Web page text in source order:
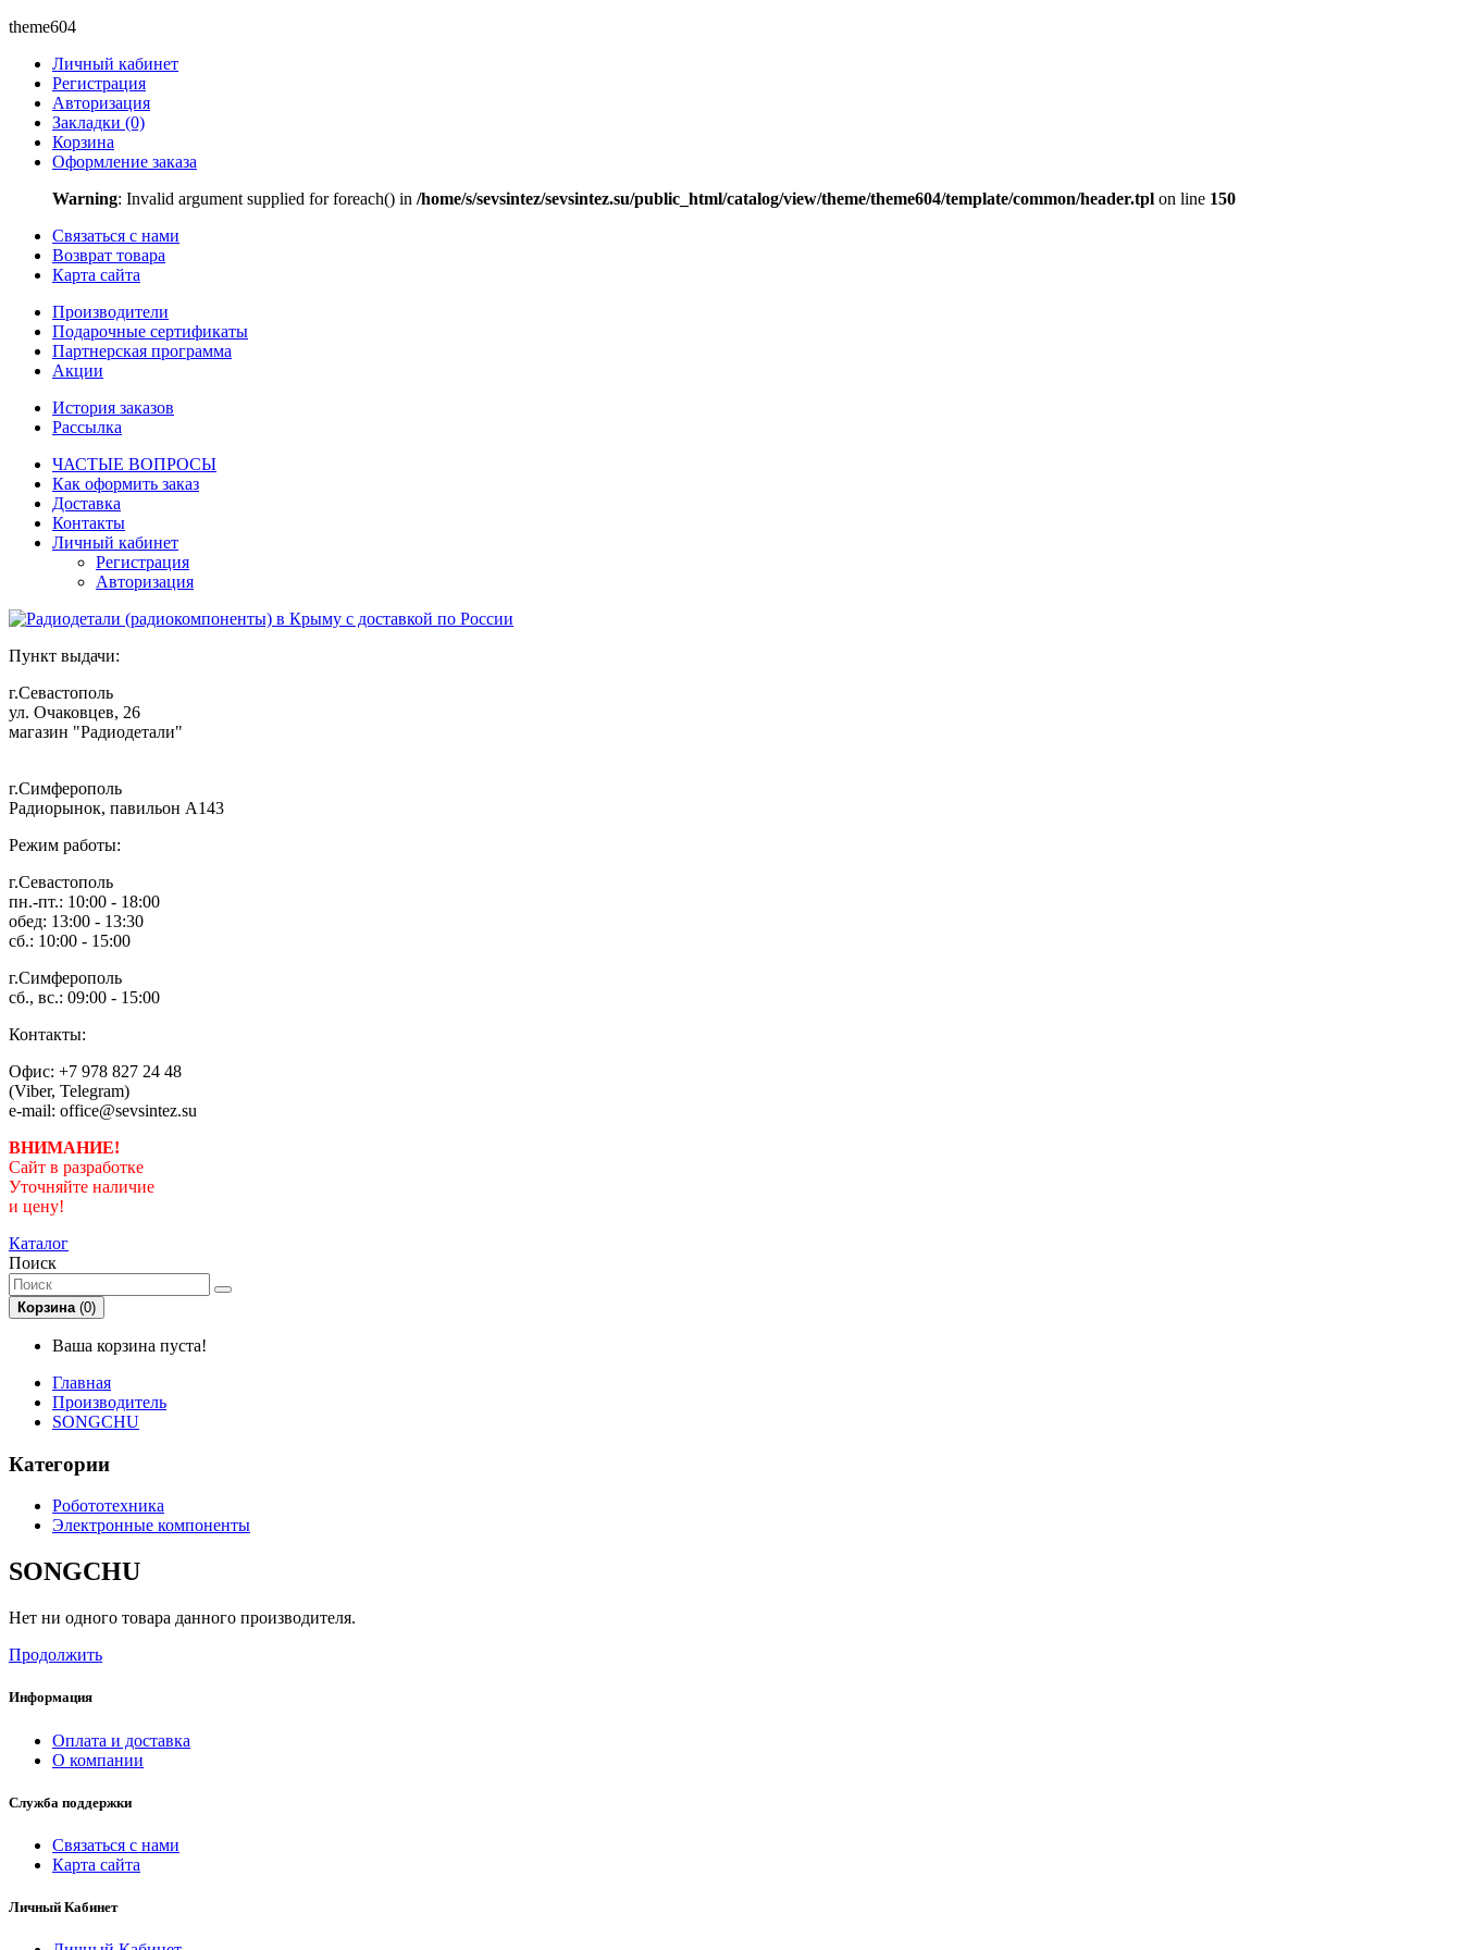
theme604
Личный кабинет
Регистрация
Авторизация
Закладки (0)
Корзина
Оформление заказа
Warning: Invalid argument supplied for foreach() in /home/s/sevsintez/sevsintez.su/public_html/catalog/view/theme/theme604/template/common/header.tpl on line 150
Связаться с нами
Возврат товара
Карта сайта
Производители
Подарочные сертификаты
Партнерская программа
Акции
История заказов
Рассылка
ЧАСТЫЕ ВОПРОСЫ
Как оформить заказ
Доставка
Контакты
Личный кабинет
Регистрация
Авторизация
Пункт выдачи:
г.Севастополь
ул. Очаковцев, 26
магазин "Радиодетали"
г.Симферополь
Радиорынок, павильон А143
Режим работы:
г.Севастополь
пн.-пт.: 10:00 - 18:00
обед: 13:00 - 13:30
сб.: 10:00 - 15:00
г.Симферополь
сб., вс.: 09:00 - 15:00
Контакты:
Офис: +7 978 827 24 48
(Viber, Telegram)
e-mail: office@sevsintez.su
ВНИМАНИЕ!
Сайт в разработке
Уточняйте наличие
и цену!
Каталог
Поиск
Корзина (0)
Ваша корзина пуста!
Главная
Производитель
SONGCHU
Категории
Робототехника
Электронные компоненты
SONGCHU
Нет ни одного товара данного производителя.
Продолжить
Информация
Оплата и доставка
О компании
Служба поддержки
Связаться с нами
Карта сайта
Личный Кабинет